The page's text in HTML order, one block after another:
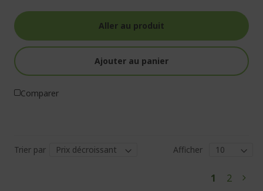
Aller au produit
Ajouter au panier
Comparer
Trier par
Afficher
Vous
1 Page
2 Page